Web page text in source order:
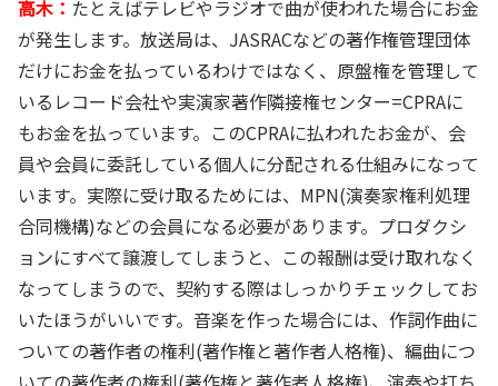
高木： たとえばテレビやラジオで曲が使われた場合にお金
が発生します。放送局は、JASRACなどの著作権管理団体
だけにお金を払っているわけではなく、原盤権を管理して
いるレコード会社や実演家著作隣接権センター=CPRAに
もお金を払っています。このCPRAに払われたお金が、会
員や会員に委託している個人に分配される仕組みになって
います。実際に受け取るためには、MPN(演奏家権利処理
合同機構)などの会員になる必要があります。プロダクシ
ョンにすべて譲渡してしまうと、この報酬は受け取れなく
なってしまうので、契約する際はしっかりチェックしてお
いたほうがいいです。音楽を作った場合には、作詞作曲に
ついての著作者の権利(著作権と著作者人格権)、編曲につ